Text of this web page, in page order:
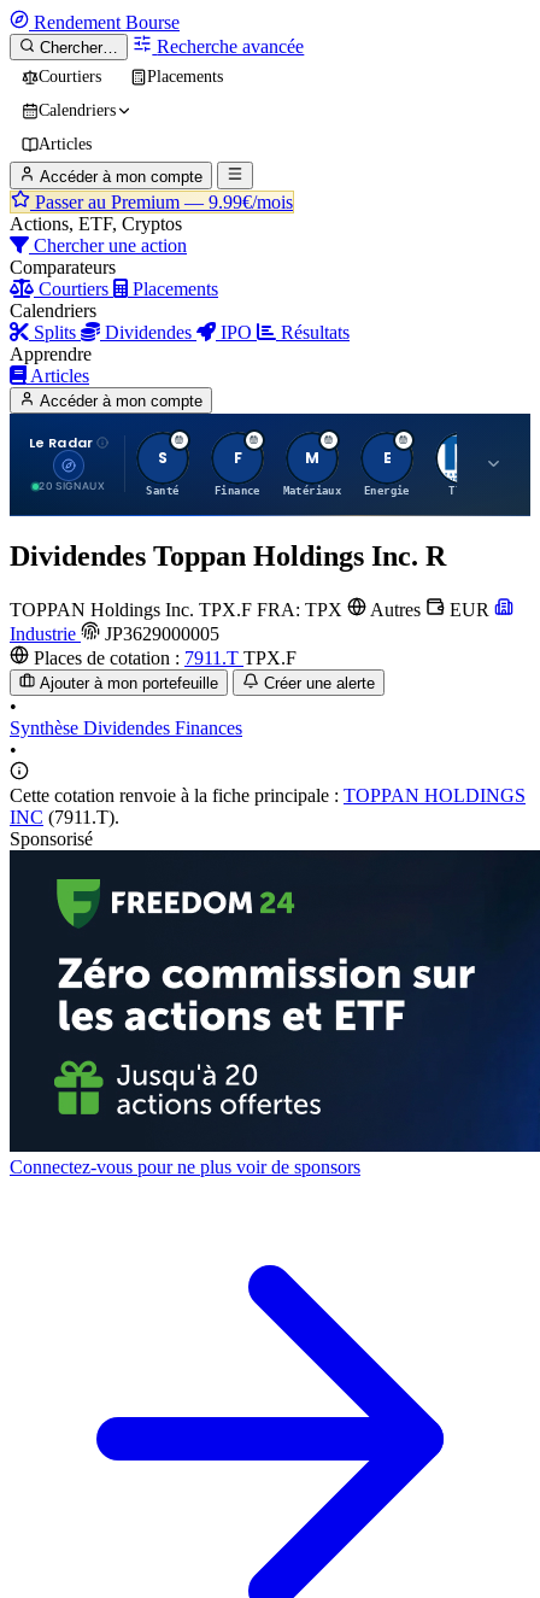
Rendement Bourse
Chercher… Recherche avancée
Courtiers
Placements
Calendriers
Articles
Accéder à mon compte
Passer au Premium — 9.99€/mois
Actions, ETF, Cryptos
Chercher une action
Comparateurs
Courtiers
Placements
Calendriers
Splits
Dividendes IPO
Résultats
Apprendre
Articles
Accéder à mon compte
Le Radar
20 SIGNAUX
S
Santé
F
Finance
M
Matériaux
E
Energie TTWO
Dividendes Toppan Holdings Inc. R
TOPPAN Holdings Inc. TPX.F FRA: TPX Autres
EUR
Industrie
JP3629000005
Places de cotation : 7911.T TPX.F
Ajouter à mon portefeuille Créer une alerte
•
Synthèse Dividendes Finances
•
Cette cotation renvoie à la fiche principale : TOPPAN HOLDINGS
INC (7911.T).
Sponsorisé
Connectez-vous pour ne plus voir de sponsors